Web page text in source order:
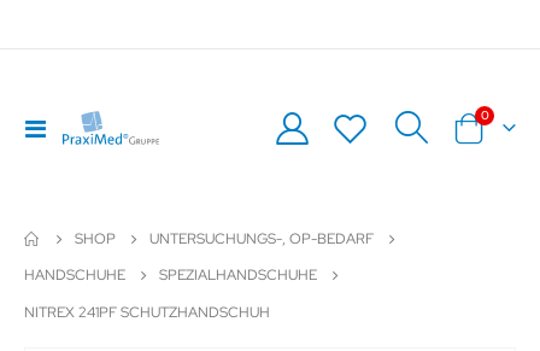
Navigation
umschalten
Warenkorb
0Artikel
SHOP
UNTERSUCHUNGS-, OP-BEDARF
HANDSCHUHE
SPEZIALHANDSCHUHE
NITREX 241PF SCHUTZHANDSCHUH